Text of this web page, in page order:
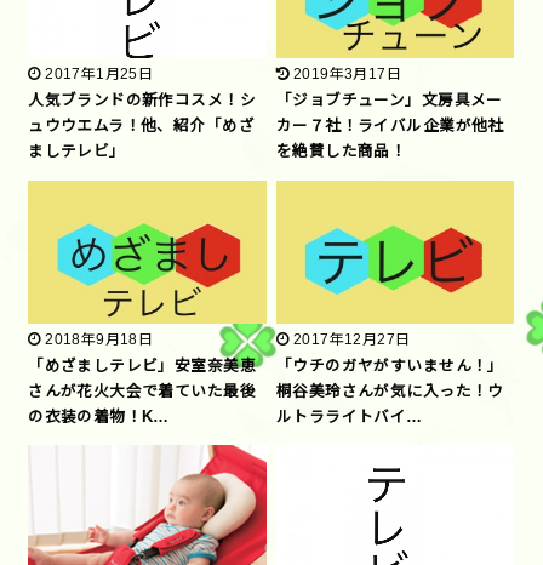
2017年1月25日
人気ブランドの新作コスメ！シ
ュウウエムラ！他、紹介「めざ
ましテレビ」
2019年3月17日
「ジョブチューン」文房具メー
カー７社！ライバル企業が他社
を絶賛した商品！
2018年9月18日
「めざましテレビ」安室奈美恵
さんが花火大会で着ていた最後
の衣装の着物！K…
2017年12月27日
「ウチのガヤがすいません！」
桐谷美玲さんが気に入った！ウ
ルトラライトバイ…